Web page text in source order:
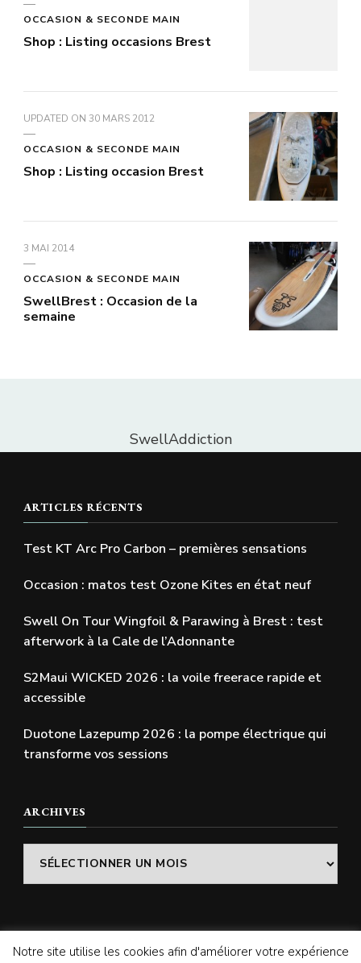
OCCASION & SECONDE MAIN
Shop : Listing occasions Brest
UPDATED ON 30 MARS 2012
OCCASION & SECONDE MAIN
Shop : Listing occasion Brest
3 MAI 2014
OCCASION & SECONDE MAIN
SwellBrest : Occasion de la
semaine
SwellAddiction
ARTICLES RÉCENTS
Test KT Arc Pro Carbon – premières sensations
Occasion : matos test Ozone Kites en état neuf
Swell On Tour Wingfoil & Parawing à Brest : test
afterwork à la Cale de l’Adonnante
S2Maui WICKED 2026 : la voile freerace rapide et
accessible
Duotone Lazepump 2026 : la pompe électrique qui
transforme vos sessions
ARCHIVES
Archives
Notre site utilise les cookies afin d'améliorer votre expérience